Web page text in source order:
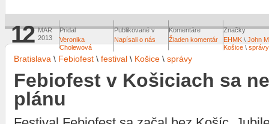
12 MAR
2013
Pridal
Veronika
Cholewová
Publikované v
Napísali o nás
Komentáre
Žiaden komentár
Značky
EHMK \ John
Košice \ správy
Bratislava \ Febiofest \ festival \ Košice \ správy
Febiofest v Košiciach sa
plánu